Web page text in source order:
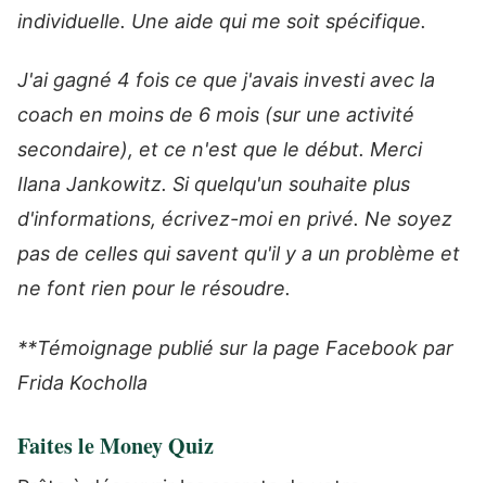
individuelle. Une aide qui me soit spécifique.
J'ai gagné 4 fois ce que j'avais investi avec la
coach en moins de 6 mois (sur une activité
secondaire), et ce n'est que le début. Merci
Ilana Jankowitz. Si quelqu'un souhaite plus
d'informations, écrivez-moi en privé. Ne soyez
pas de celles qui savent qu'il y a un problème et
ne font rien pour le résoudre.
**Témoignage publié sur la page Facebook par
Frida Kocholla
Faites le Money Quiz